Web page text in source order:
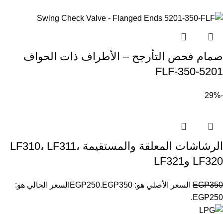
صمام فحص التأرجح – الأطراف ذات الحواف
5201-350-FLF
-29%
الرشاشات المعلقة والمستقيمة LF310، LF311،
LF320 وLF321
EGP350 السعر الأصلي هو: EGP350. EGP250
السعر الحالي هو:
EGP250.